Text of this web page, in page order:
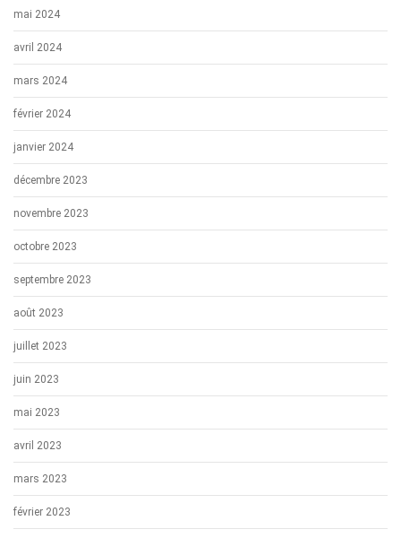
mai 2024
avril 2024
mars 2024
février 2024
janvier 2024
décembre 2023
novembre 2023
octobre 2023
septembre 2023
août 2023
juillet 2023
juin 2023
mai 2023
avril 2023
mars 2023
février 2023